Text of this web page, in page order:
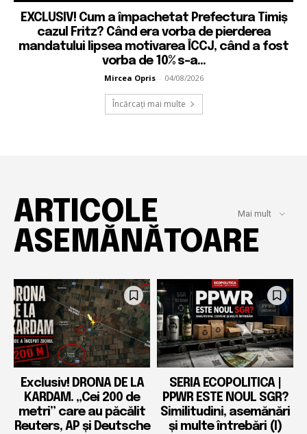
EXCLUSIV! Cum a împachetat Prefectura Timiș
cazul Fritz? Când era vorba de pierderea
mandatului lipsea motivarea ÎCCJ, când a fost
vorba de 10% s-a...
Mircea Opris - 04/08/2026
Încărcați mai multe
ARTICOLE
ASEMĂNĂTOARE
Mai mult
Exclusiv! DRONA DE LA
KARDAM. „Cei 200 de
metri” care au păcălit
Reuters, AP și Deutsche
SERIA ECOPOLITICA |
PPWR ESTE NOUL SGR?
Similitudini, asemănări
și multe întrebări (I)